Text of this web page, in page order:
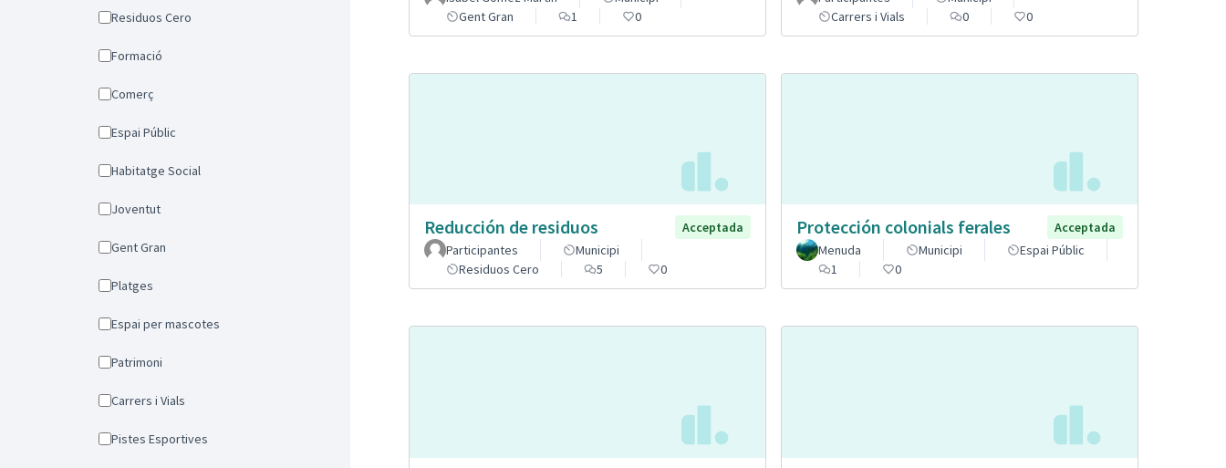
Residuos Cero
Formació
Comerç
Espai Públic
Habitatge Social
Joventut
Gent Gran
Platges
Espai per mascotes
Patrimoni
Carrers i Vials
Pistes Esportives
Gent Gran
1 0
Carrers i Vials
0 0
Reducción de residuos
Acceptada
Participantes
Municipi
Residuos Cero
5 0
Protección colonials ferales
Acceptada
Menuda
Municipi
Espai Públic
1
0